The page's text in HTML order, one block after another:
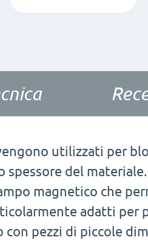
utilizzati per
spessore del
magnetico che
adatti per
pezzi di piccole